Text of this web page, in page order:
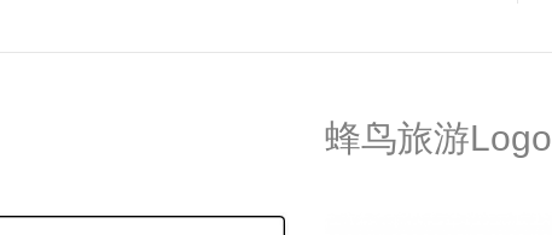
蜂鸟旅游Logo